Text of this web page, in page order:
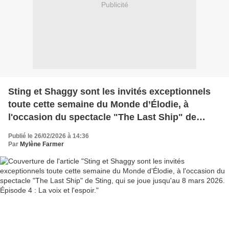
Publicité
Sting et Shaggy sont les invités exceptionnels
toute cette semaine du Monde d’Élodie, à
l'occasion du spectacle "The Last Ship" de
4 : La voix et l'espoir.
Publié le 26/02/2026 à 14:36
Par Mylène Farmer